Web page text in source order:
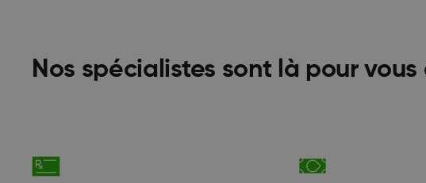
Nos spécialistes sont là pour vous